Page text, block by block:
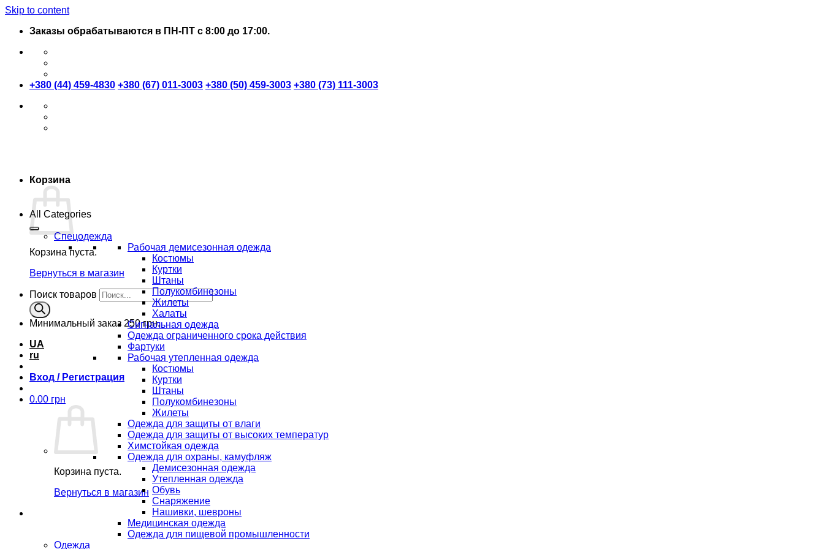
Skip to content
Заказы обрабатываются в ПН-ПТ с 8:00 до 17:00.
+380 (44) 459-4830 +380 (67) 011-3003 +380 (50) 459-3003 +380 (73) 111-3003
Корзина
Корзина пуста.
Вернуться в магазин
Поиск товаров
Минимальный заказ 250 грн.
UA
ru
Вход / Регистрация
0.00 грн
Корзина пуста.
Вернуться в магазин
All Categories
Спецодежда
Рабочая демисезонная одежда
Костюмы
Куртки
Штаны
Полукомбинезоны
Жилеты
Халаты
Сигнальная одежда
Одежда ограниченного срока действия
Фартуки
Рабочая утепленная одежда
Костюмы
Куртки
Штаны
Полукомбинезоны
Жилеты
Одежда для защиты от влаги
Одежда для защиты от высоких температур
Химстойкая одежда
Одежда для охраны, камуфляж
Демисезонная одежда
Утепленная одежда
Обувь
Снаряжение
Нашивки, шевроны
Медицинская одежда
Одежда для пищевой промышленности
Одежда